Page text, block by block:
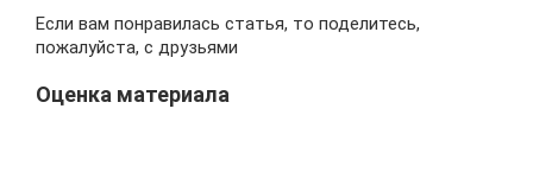
Если вам понравилась статья, то поделитесь,
пожалуйста, с друзьями
Оценка материала